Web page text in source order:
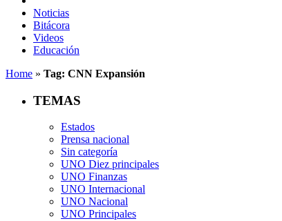
Noticias
Bitácora
Videos
Educación
Home » Tag: CNN Expansión
TEMAS
Estados
Prensa nacional
Sin categoría
UNO Diez principales
UNO Finanzas
UNO Internacional
UNO Nacional
UNO Principales